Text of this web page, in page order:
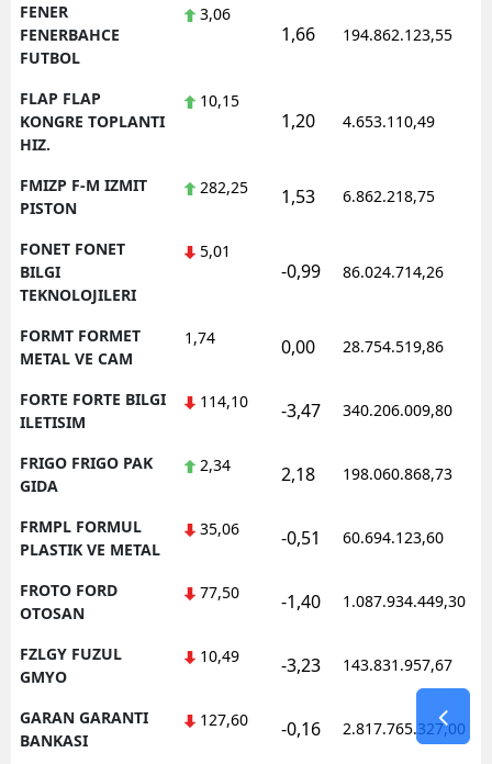
FENER
FENERBAHCE
FUTBOL
3,06
1,66 194.862.123,55
FLAP FLAP
KONGRE TOPLANTI
HIZ.
10,15
1,20 4.653.110,49
FMIZP F-M IZMIT
PISTON
282,25 1,53 6.862.218,75
FONET FONET
BILGI
TEKNOLOJILERI
5,01
-0,99 86.024.714,26
FORMT FORMET
METAL VE CAM
1,74 0,00 28.754.519,86
FORTE FORTE BILGI
ILETISIM
114,10 -3,47 340.206.009,80
FRIGO FRIGO PAK
GIDA
2,34 2,18 198.060.868,73
FRMPL FORMUL
PLASTIK VE METAL
35,06 -0,51 60.694.123,60
FROTO FORD
OTOSAN
77,50 -1,40 1.087.934.449,30
FZLGY FUZUL
GMYO
10,49 -3,23 143.831.957,67
GARAN GARANTI
BANKASI
127,60 -0,16 2.817.765.327,00